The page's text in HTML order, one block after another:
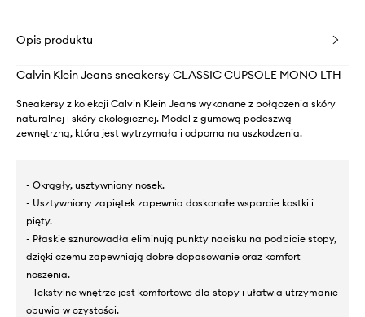
Opis produktu
Calvin Klein Jeans sneakersy CLASSIC CUPSOLE MONO LTH
Sneakersy z kolekcji Calvin Klein Jeans wykonane z połączenia skóry
naturalnej i skóry ekologicznej. Model z gumową podeszwą
zewnętrzną, która jest wytrzymała i odporna na uszkodzenia.
- Okrągły, usztywniony nosek.
- Usztywniony zapiętek zapewnia doskonałe wsparcie kostki i
pięty.
- Płaskie sznurowadła eliminują punkty nacisku na podbicie stopy,
dzięki czemu zapewniają dobre dopasowanie oraz komfort
noszenia.
- Tekstylne wnętrze jest komfortowe dla stopy i ułatwia utrzymanie
obuwia w czystości.